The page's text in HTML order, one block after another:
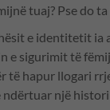
tuaj? Pse do
e identitetit ia
e sigurimit të
të hapur llogari
ndërtuar një